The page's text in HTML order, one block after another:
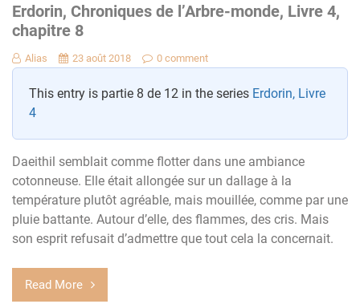
Erdorin, Chroniques de l’Arbre-monde, Livre 4,
chapitre 8
Alias 23 août 2018 0 comment
This entry is partie 8 de 12 in the series Erdorin, Livre
4
Daeithil semblait comme flotter dans une ambiance
cotonneuse. Elle était allongée sur un dallage à la
température plutôt agréable, mais mouillée, comme par une
pluie battante. Autour d’elle, des flammes, des cris. Mais
son esprit refusait d’admettre que tout cela la concernait.
Read More